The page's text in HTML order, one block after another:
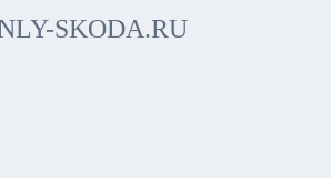
SKODA.RU